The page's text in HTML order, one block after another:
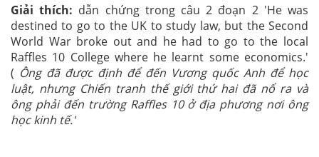
Giải thích: dẫn chứng trong câu 2 đoạn 2 'He was
destined to go to the UK to study law, but the Second
World War broke out and he had to go to the local
Raffles 10 College where he learnt some economics.'
( Ông đã được định để đến Vương quốc Anh để học
luật, nhưng Chiến tranh thế giới thứ hai đã nổ ra và
ông phải đến trường Raffles 10 ở địa phương nơi ông
học kinh tế.'